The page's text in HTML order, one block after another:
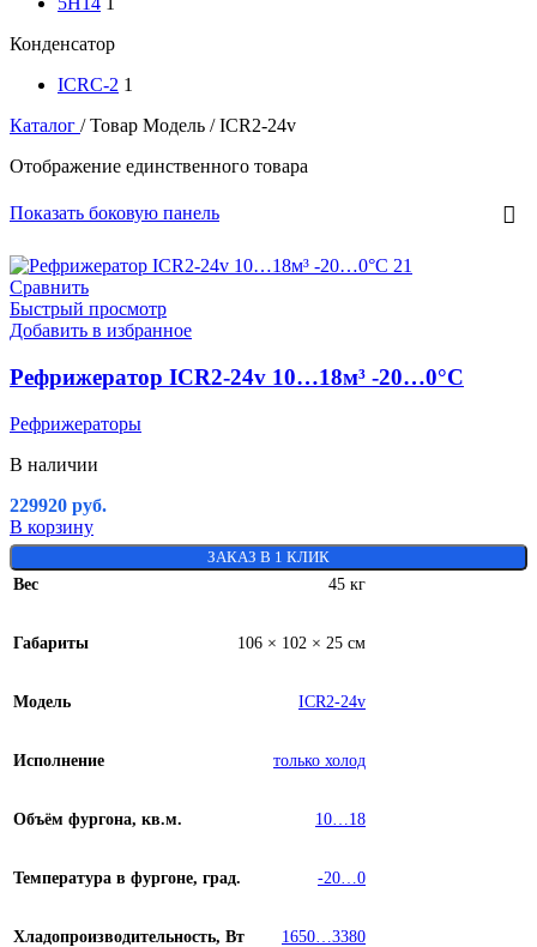
Конденсатор
ICRC-2 1
Каталог / Товар Модель / ICR2-24v
Отображение единственного товара
Показать боковую панель
Сравнить
Быстрый просмотр
Добавить в избранное
Рефрижератор ICR2-24v 10…18м³ -20…0°C
Рефрижераторы
В наличии
229920 руб.
В корзину
ЗАКАЗ В 1 КЛИК
Вес 45 кг
Габариты 106 × 102 × 25 см
Модель ICR2-24v
Исполнение только холод
Объём фургона, кв.м. 10…18
Температура в фургоне, град. -20…0
Хладопроизводительность, Вт 1650…3380